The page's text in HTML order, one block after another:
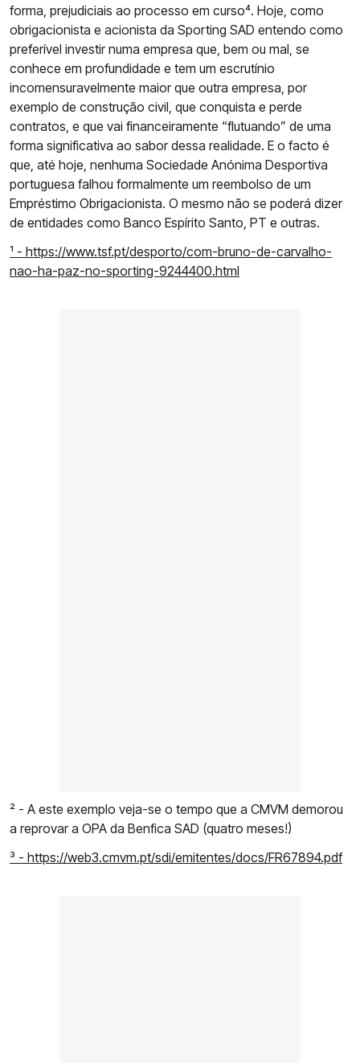
forma, prejudiciais ao processo em curso⁴. Hoje, como
obrigacionista e acionista da Sporting SAD entendo como
preferível investir numa empresa que, bem ou mal, se
conhece em profundidade e tem um escrutínio
incomensuravelmente maior que outra empresa, por
exemplo de construção civil, que conquista e perde
contratos, e que vai financeiramente “flutuando” de uma
forma significativa ao sabor dessa realidade. E o facto é
que, até hoje, nenhuma Sociedade Anónima Desportiva
portuguesa falhou formalmente um reembolso de um
Empréstimo Obrigacionista. O mesmo não se poderá dizer
de entidades como Banco Espírito Santo, PT e outras.
¹ - https://www.tsf.pt/desporto/com-bruno-de-carvalho-
nao-ha-paz-no-sporting-9244400.html
² - A este exemplo veja-se o tempo que a CMVM demorou
a reprovar a OPA da Benfica SAD (quatro meses!)
³ - https://web3.cmvm.pt/sdi/emitentes/docs/FR67894.pdf